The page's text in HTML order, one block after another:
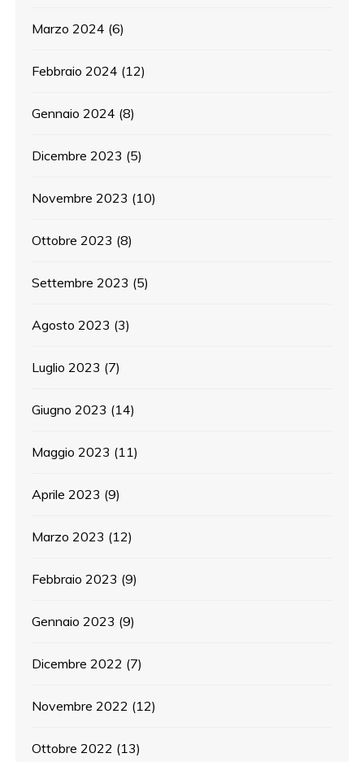
Marzo 2024 (6)
Febbraio 2024 (12)
Gennaio 2024 (8)
Dicembre 2023 (5)
Novembre 2023 (10)
Ottobre 2023 (8)
Settembre 2023 (5)
Agosto 2023 (3)
Luglio 2023 (7)
Giugno 2023 (14)
Maggio 2023 (11)
Aprile 2023 (9)
Marzo 2023 (12)
Febbraio 2023 (9)
Gennaio 2023 (9)
Dicembre 2022 (7)
Novembre 2022 (12)
Ottobre 2022 (13)